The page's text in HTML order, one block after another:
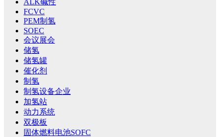
FCVC
PEM制氢
SOEC
会议展会
储氢
储氢罐
催化剂
制氢
制氢设备企业
加氢站
动力系统
双极板
固体燃料电池SOFC